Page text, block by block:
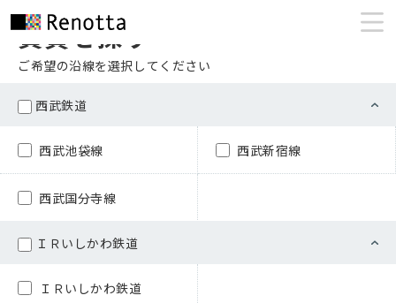
賃貸を探す
ご希望の沿線を選択してください
西武鉄道
西武池袋線 西武新宿線
西武国分寺線
ＩＲいしかわ鉄道
ＩＲいしかわ鉄道